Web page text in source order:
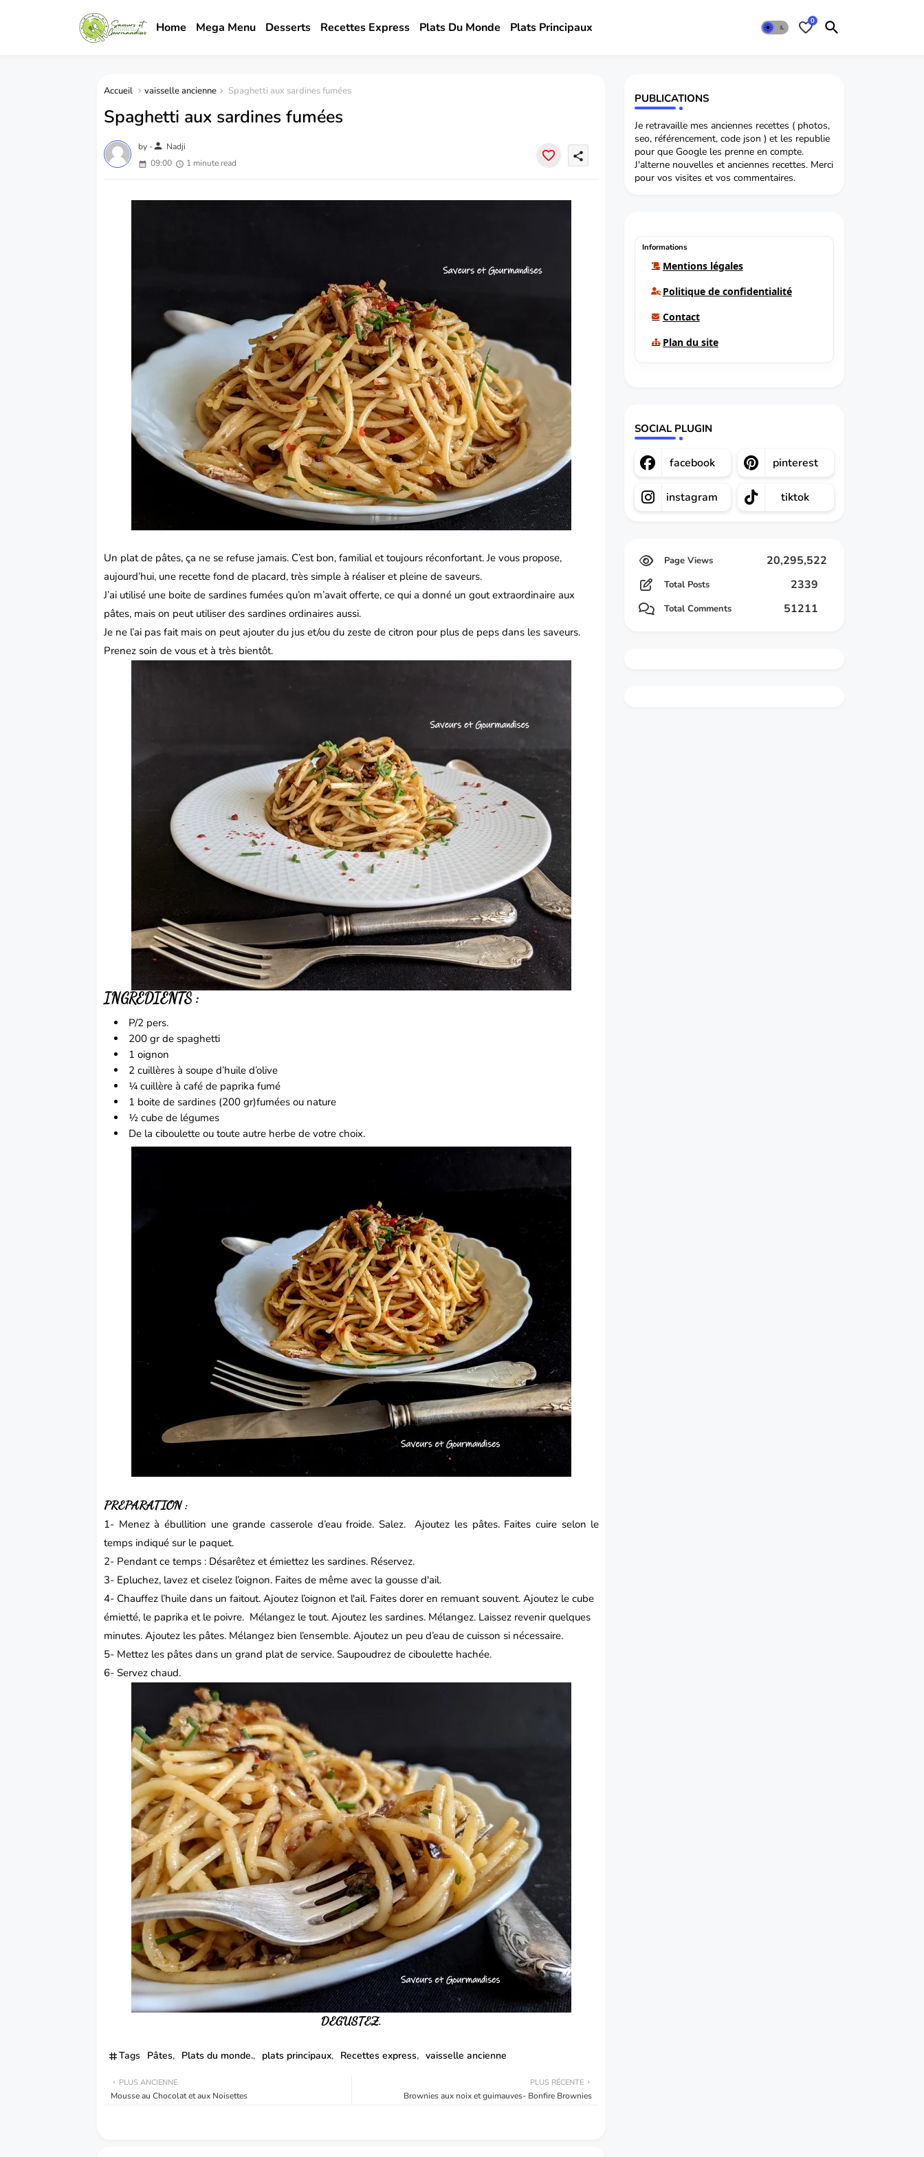
Home Mega Menu Desserts Recettes Express Plats Du Monde Plats Principaux 0
Accueil vaisselle ancienne Spaghetti aux sardines fumées
Spaghetti aux sardines fumées
by -person Nadji
09:00
1 minute read
share
Un plat de pâtes, ça ne se refuse jamais. C’est bon, familial et toujours réconfortant. Je vous propose,
aujourd’hui, une recettefond de placard, très simple à réaliser et pleine de saveurs.
J’ai utilisé une boite de sardines fumées qu’on m’avait offerte, ce qui a donné un gout extraordinaire aux
pâtes, mais on peut utiliser dessardines ordinaires aussi.
Je ne l’ai pas fait mais on peut ajouter du jus et/ou du zeste de citron pour plus de peps dans les saveurs.
Prenez soin de vous et à très bientôt.
INGREDIENTS :
P/2 pers.
200 gr de spaghetti
1 oignon
2 cuillères à soupe d’huile d’olive
¼ cuillère à café de paprika fumé
1 boite de sardines (200 gr)fumées ou nature
½ cube de légumes
De la ciboulette ou toute autre herbe de votre choix.
PREPARATION :
1- Menez à ébullition une grande casserole d’eau froide. Salez.
Ajoutez les pâtes. Faites cuire selon le
temps indiqué sur le paquet.
2- Pendant ce temps : Désarêtez et émiettez les sardines. Réservez.
3- Epluchez, lavez et ciselez l’oignon. Faites de même avec la gousse d'ail.
4- Chauffez l’huile dans un faitout. Ajoutez l’oignon et l'ail. Faites dorer en remuant souvent.Ajoutez le cube
émietté, le paprika et le poivre. Mélangez le tout. Ajoutez les sardines. Mélangez. Laissez revenir quelques
minutes. Ajoutez les pâtes. Mélangez bien l’ensemble. Ajoutez un peu d’eau de cuisson si nécessaire.
5- Mettez les pâtes dans un grand plat de service.Saupoudrez de ciboulette hachée.
6- Servez chaud.
DEGUSTEZ.
Tags Pâtes Plats du monde. plats principaux Recettes express vaisselle ancienne
PLUS RÉCENTE
Brownies aux noix et guimauves- Bonfire Brownies
PLUS ANCIENNE
Mousse au Chocolat et aux Noisettes
PUBLICATIONS
Je retravaille mes anciennes recettes ( photos,
seo, référencement, code json ) et les republie
pour que Google les prenne en compte.
J'alterne nouvelles et anciennes recettes. Merci
pour vos visites et vos commentaires.
Informations
Mentions légales
Politique de confidentialité
Contact
Plan du site
SOCIAL PLUGIN
facebook pinterest
instagram tiktok
20,295,522
Total Posts 2339
Total Comments 51211